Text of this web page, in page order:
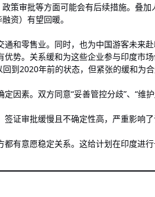
策审批等方面可能会有后续措施。叠
资）有望回暖。
和零售业。同时，也为中国游客未来赴
势。关系缓和为这些企业参与印度市场
到2020年前的状态，但紧张的缓和为
因素。双方同意“妥善管控分歧”、“
证审批缓慢且不确定性高，严重影响
有意愿稳定关系。这给计划在印度进